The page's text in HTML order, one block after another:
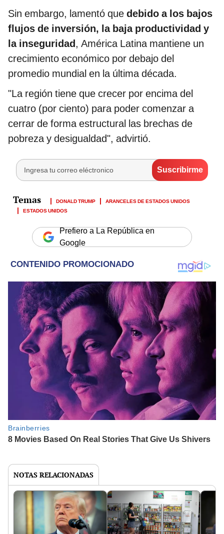
Sin embargo, lamentó que debido a los bajos
flujos de inversión, la baja productividad y
la inseguridad, América Latina mantiene un
crecimiento económico por debajo del
promedio mundial en la última década.
"La región tiene que crecer por encima del
cuatro (por ciento) para poder comenzar a
cerrar de forma estructural las brechas de
pobreza y desigualdad", advirtió.
DONALD TRUMP
ARANCELES DE ESTADOS UNIDOS
ESTADOS UNIDOS
Prefiero a La República en
Google
NOTAS RELACIONADAS